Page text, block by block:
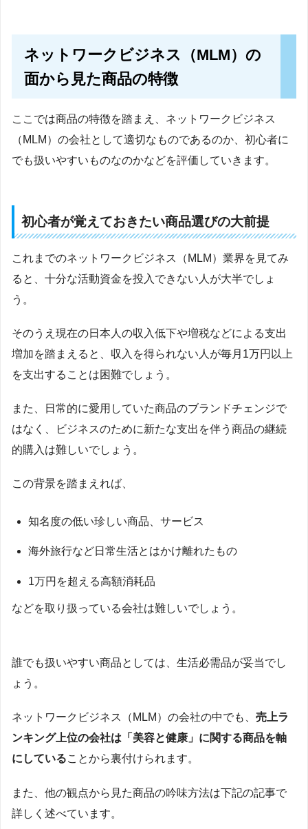
ネットワークビジネス（MLM）の
面から見た商品の特徴
ここでは商品の特徴を踏まえ、ネットワークビジネス
（MLM）の会社として適切なものであるのか、初心者に
でも扱いやすいものなのかなどを評価していきます。
初心者が覚えておきたい商品選びの大前提
これまでのネットワークビジネス（MLM）業界を見てみ
ると、十分な活動資金を投入できない人が大半でしょ
う。
そのうえ現在の日本人の収入低下や増税などによる支出
増加を踏まえると、収入を得られない人が毎月1万円以上
を支出することは困難でしょう。
また、日常的に愛用していた商品のブランドチェンジで
はなく、ビジネスのために新たな支出を伴う商品の継続
的購入は難しいでしょう。
この背景を踏まえれば、
知名度の低い珍しい商品、サービス
海外旅行など日常生活とはかけ離れたもの
1万円を超える高額消耗品
などを取り扱っている会社は難しいでしょう。
誰でも扱いやすい商品としては、生活必需品が妥当でし
ょう。
ネットワークビジネス（MLM）の会社の中でも、 売上ラ
ンキング上位の会社は「美容と健康」に関する商品を軸
にしていることから裏付けられます。
また、他の観点から見た商品の吟味方法は下記の記事で
詳しく述べています。